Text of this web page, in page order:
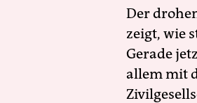
Der
zeigt, wie
Gerade
allem mit